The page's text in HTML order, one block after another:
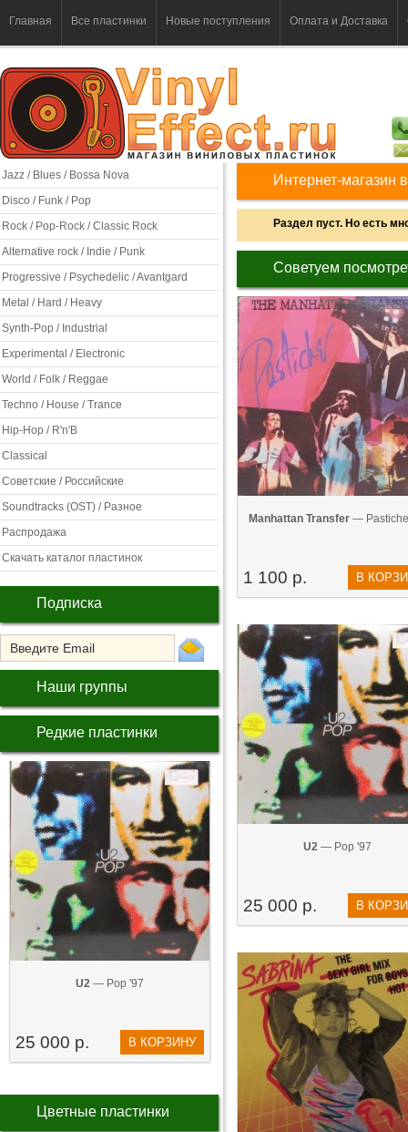
Главная Все пластинки Новые поступления Оплата и Доставка
Jazz / Blues / Bossa Nova
Disco / Funk / Pop
Rock / Pop-Rock / Classic Rock
Alternative rock / Indie / Punk
Progressive / Psychedelic / Avantgard
Metal / Hard / Heavy
Synth-Pop / Industrial
Experimental / Electronic
World / Folk / Reggae
Techno / House / Trance
Hip-Hop / R'n'B
Classical
Советские / Российские
Soundtracks (OST) / Разное
Распродажа
Скачать каталог пластинок
Подписка
Наши группы
Редкие пластинки
U2 — Pop '97
25 000 р. В КОРЗИНУ
Цветные пластинки
Интернет-магазин
Раздел пуст. Но есть
Советуем
Manhattan Transfer —
1 100 р. В
U2 — Pop '97
25 000 р. В